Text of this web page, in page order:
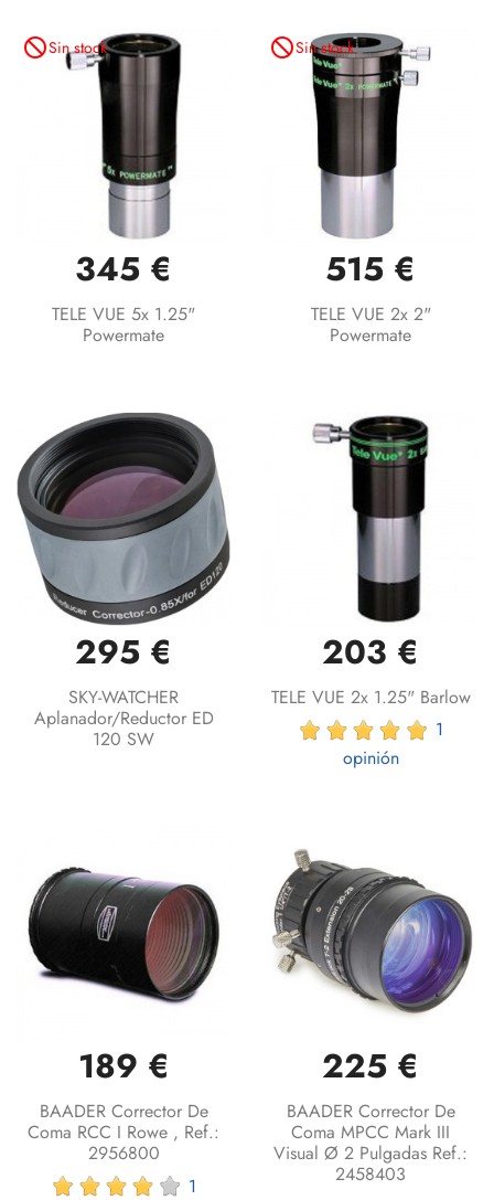
not_interestedSin stock
345 €
TELE VUE 5x 1.25"
Powermate
not_interestedSin stock
515 €
TELE VUE 2x 2"
Powermate
295 €
SKY-WATCHER
Aplanador/reductor ED
120 SW
203 €
TELE VUE 2x 1.25" Barlow
1
opinión
189 €
BAADER Corrector De
Coma RCC I Rowe , Ref.:
2956800
1
225 €
BAADER Corrector De
Coma MPCC Mark III
Visual Ø 2 Pulgadas Ref.:
2458403